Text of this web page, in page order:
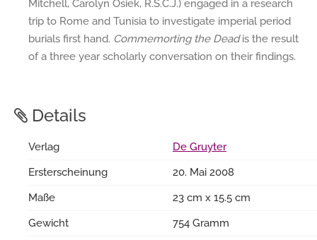
Mitchell, Carolyn Osiek, R.S.C.J.) engaged in a research
trip to Rome and Tunisia to investigate imperial period
burials first hand. Commemorting the Deadis the result
of a three year scholarly conversation on their findings.
Details
Verlag
De Gruyter
Ersterscheinung
20. Mai 2008
Maße
23 cm x 15.5 cm
Gewicht
754 Gramm